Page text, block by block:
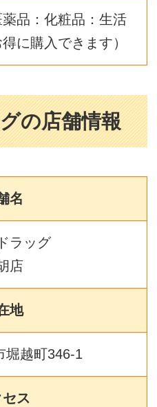
品：化粧品：生活
に購入できます）
の店舗情報
名
ラッグ
店
地
堀越町346-1
ス